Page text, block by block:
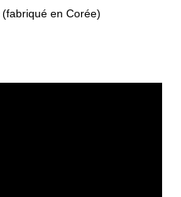
(fabriqué en Corée)